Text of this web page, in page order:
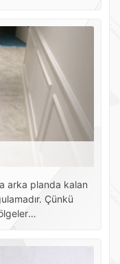
arka planda kalan
Çünkü
nasıl dekore